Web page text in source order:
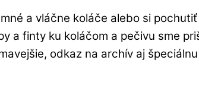
a vláčne koláče alebo si
a finty ku koláčom a pečivu sme
odkaz na archív aj